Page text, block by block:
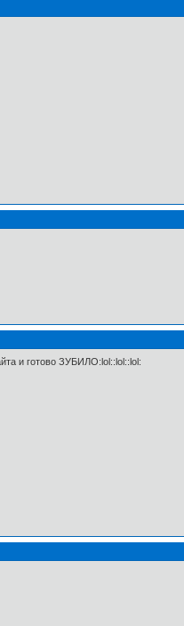
и готово ЗУБИЛО:lol::lol::lol: